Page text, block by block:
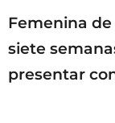
Femenina de
siete
presentar